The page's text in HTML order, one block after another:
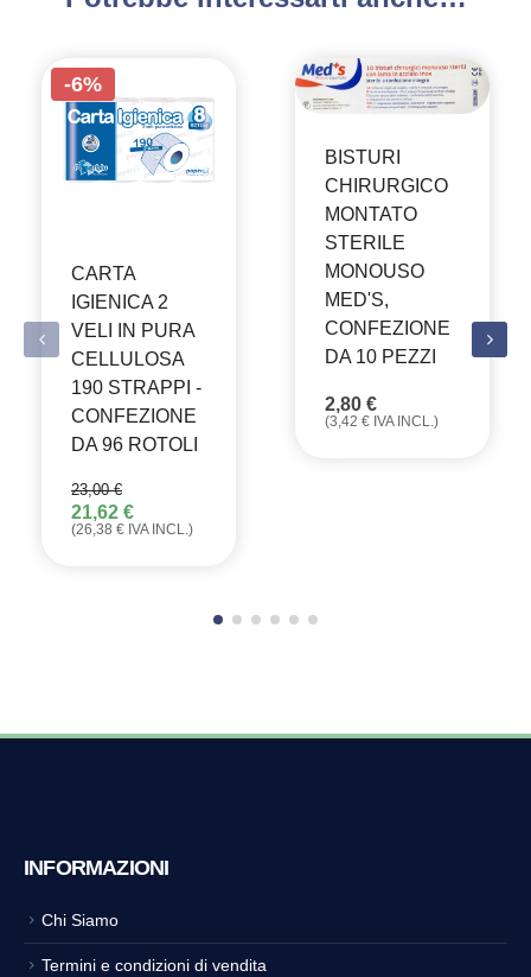
-6%
CARTA
IGIENICA 2
VELI IN PURA
CELLULOSA
190 STRAPPI -
CONFEZIONE
DA 96 ROTOLI
23,00€
IL
PREZZO
21,62 €
IL
PREZZO
(26,38 € IVA INCL.)
BISTURI
CHIRURGICO
MONTATO
STERILE
MONOUSO
MED'S,
CONFEZIONE
DA 10 PEZZI
2,80 €
(3,42 € IVA INCL.)
INFORMAZIONI
Chi Siamo
Termini e condizioni di vendita